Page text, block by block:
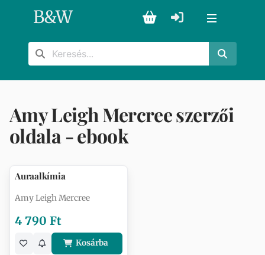
B&W
Amy Leigh Mercree szerzői
oldala - ebook
Auraalkímia
Amy Leigh Mercree
4 790 Ft
Kosárba